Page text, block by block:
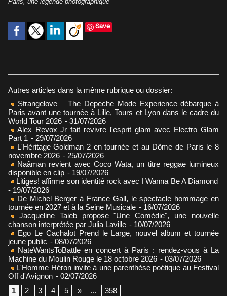
Save
Autres articles dans la même rubrique ou dossier:
Strangelove – The Depeche Mode Experience débarque à
Paris avant une tournée à Lille, Tours et Lyon dans le cadre du
World Tour 2026 - 31/07/2026
Alex Revox Jr fait revivre l'esprit glam avec Electro Glam
Part 1 - 29/07/2026
L'Héritage Goldman 2 en tournée et au Dôme de Paris le 8
novembre 2026 - 25/07/2026
Naâman revient avec Coco Wata, un titre reggae lumineux
disponible en clip - 19/07/2026
Litiges! affirme son identité rock avec I Wanna Be A Diamond
- 19/07/2026
De Michel Berger à France Gall, le spectacle hommage en
tournée en 2027 et à la Seine Musicale - 16/07/2026
Jacqueline Taieb propose "Une Comédie", une nouvelle
chanson interprétée par Julia Laville - 10/07/2026
Ego Le Cachalot Prend le Large, nouvel album et tournée
jeune public - 08/07/2026
NateWantsToBattle en concert à Paris : rendez-vous à La
Machine du Moulin Rouge le 18 octobre 2026 - 03/07/2026
L'Homme Héron invite à une parenthèse poétique au Festival
Off d'Avignon - 02/07/2026
1
2 3 4 5 » ... 358